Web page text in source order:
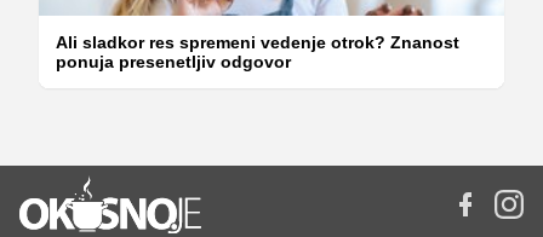
Ali sladkor res spremeni vedenje otrok? Znanost
ponuja presenetljiv odgovor